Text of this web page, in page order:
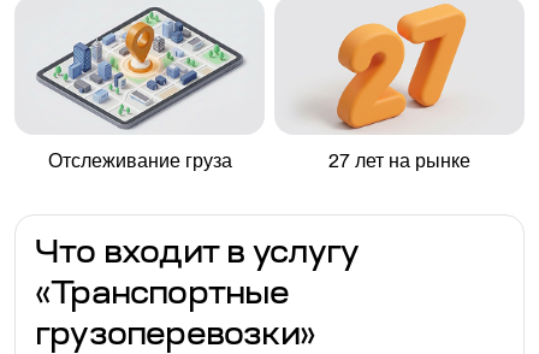
Отслеживание груза 27 лет на рынке
Что входит в услугу
«Транспортные
грузоперевозки»